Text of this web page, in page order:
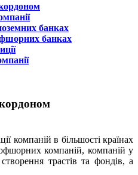
банках
банках
компаній в більшості країнах
компаній, компаній у
трастів та фондів, а